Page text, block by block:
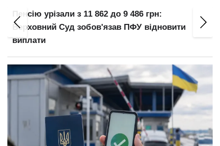
до 9 486 грн:
ПФУ відновити
5 років в'язниці
вирок за ухилення від